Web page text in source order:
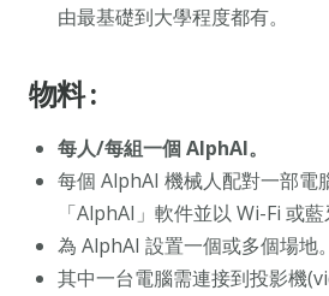
由最基礎到大學程度都有。
物料 :
每人/每組一個 AlphAI。
每個 AlphAI 機械人配對一部電
「AlphAI」軟件並以 Wi-Fi 或藍
為 AlphAI 設置一個或多個場地。
其中一台電腦需連接到投影機